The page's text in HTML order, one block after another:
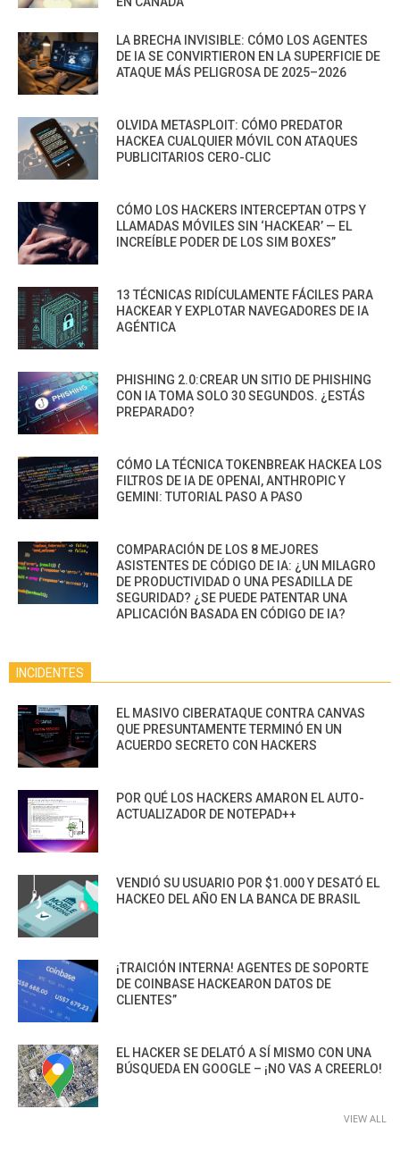
LA BRECHA INVISIBLE: CÓMO LOS AGENTES
DE IA SE CONVIRTIERON EN LA SUPERFICIE DE
ATAQUE MÁS PELIGROSA DE 2025–2026
OLVIDA METASPLOIT: CÓMO PREDATOR
HACKEA CUALQUIER MÓVIL CON ATAQUES
PUBLICITARIOS CERO-CLIC
CÓMO LOS HACKERS INTERCEPTAN OTPS Y
LLAMADAS MÓVILES SIN ‘HACKEAR’ — EL
INCREÍBLE PODER DE LOS SIM BOXES”
13 TÉCNICAS RIDÍCULAMENTE FÁCILES PARA
HACKEAR Y EXPLOTAR NAVEGADORES DE IA
AGÉNTICA
PHISHING 2.0:CREAR UN SITIO DE PHISHING
CON IA TOMA SOLO 30 SEGUNDOS. ¿ESTÁS
PREPARADO?
CÓMO LA TÉCNICA TOKENBREAK HACKEA LOS
FILTROS DE IA DE OPENAI, ANTHROPIC Y
GEMINI: TUTORIAL PASO A PASO
COMPARACIÓN DE LOS 8 MEJORES
ASISTENTES DE CÓDIGO DE IA: ¿UN MILAGRO
DE PRODUCTIVIDAD O UNA PESADILLA DE
SEGURIDAD? ¿SE PUEDE PATENTAR UNA
APLICACIÓN BASADA EN CÓDIGO DE IA?
INCIDENTES
EL MASIVO CIBERATAQUE CONTRA CANVAS
QUE PRESUNTAMENTE TERMINÓ EN UN
ACUERDO SECRETO CON HACKERS
POR QUÉ LOS HACKERS AMARON EL AUTO-
ACTUALIZADOR DE NOTEPAD++
VENDIÓ SU USUARIO POR $1.000 Y DESATÓ EL
HACKEO DEL AÑO EN LA BANCA DE BRASIL
¡TRAICIÓN INTERNA! AGENTES DE SOPORTE
DE COINBASE HACKEARON DATOS DE
CLIENTES”
EL HACKER SE DELATÓ A SÍ MISMO CON UNA
BÚSQUEDA EN GOOGLE – ¡NO VAS A CREERLO!
VIEW ALL